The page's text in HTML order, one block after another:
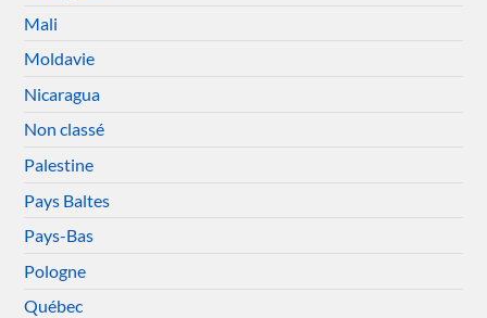
Mali
Moldavie
Nicaragua
Non classé
Palestine
Pays Baltes
Pays-Bas
Pologne
Québec